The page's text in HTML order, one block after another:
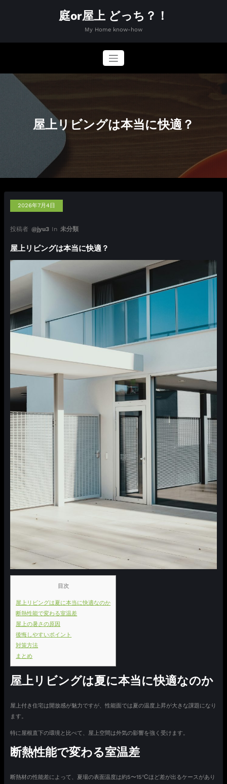
ス
庭or屋上 どっち？！
My Home know-how
屋上リビングは本当に快適？
2026年7月4日
投稿者 @jyu3 In 未分類
屋上リビングは本当に快適？
目次
屋上リビングは夏に本当に快適なのか
断熱性能で変わる室温差
屋上の暑さの原因
後悔しやすいポイント
対策方法
まとめ
屋上リビングは夏に本当に快適なのか
屋上付き住宅は開放感が魅力ですが、性能面では夏の温度上昇が大きな課題になり
ます。
特に屋根直下の環境と比べて、屋上空間は外気の影響を強く受けます。
断熱性能で変わる室温差
断熱材の性能差によって、夏場の表面温度は約5〜15℃ほど差が出るケースがあり